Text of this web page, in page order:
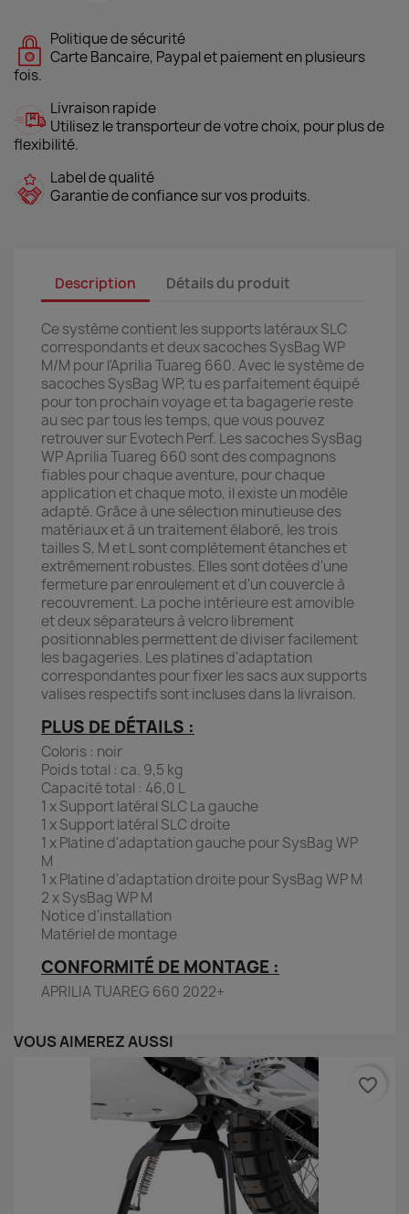
Politique de sécurité
Carte Bancaire, Paypal et paiement en plusieurs
fois.
Livraison rapide
Utilisez le transporteur de votre choix, pour plus de
flexibilité.
Label de qualité
Garantie de confiance sur vos produits.
Description Détails du produit
Ce système contient les supports latéraux SLC
correspondants et deux sacoches SysBag WP
M/M pour l'Aprilia Tuareg 660. Avec le système de
sacoches SysBag WP, tu es parfaitement équipé
pour ton prochain voyage et ta bagagerie reste
au sec par tous les temps, que vous pouvez
retrouver sur Evotech Perf. Les sacoches SysBag
WP Aprilia Tuareg 660 sont des compagnons
fiables pour chaque aventure, pour chaque
application et chaque moto, il existe un modèle
adapté. Grâce à une sélection minutieuse des
matériaux et à un traitement élaboré, les trois
tailles S, M et L sont complètement étanches et
extrêmement robustes. Elles sont dotées d'une
fermeture par enroulement et d'un couvercle à
recouvrement. La poche intérieure est amovible
et deux séparateurs à velcro librement
positionnables permettent de diviser facilement
les bagageries. Les platines d'adaptation
correspondantes pour fixer les sacs aux supports
valises respectifs sont incluses dans la livraison.
PLUS DE DÉTAILS :
Coloris : noir
Poids total : ca. 9,5 kg
Capacité total : 46,0 L
1 x Support latéral SLC La gauche
1 x Support latéral SLC droite
1 x Platine d'adaptation gauche pour SysBag WP
M
1 x Platine d'adaptation droite pour SysBag WP M
2 x SysBag WP M
Notice d'installation
Matériel de montage
CONFORMITÉ DE MONTAGE :
APRILIA TUAREG 660 2022+
VOUS AIMEREZ AUSSI
favorite_border